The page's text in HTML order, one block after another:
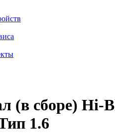
(в сборе) Hi-
1.6